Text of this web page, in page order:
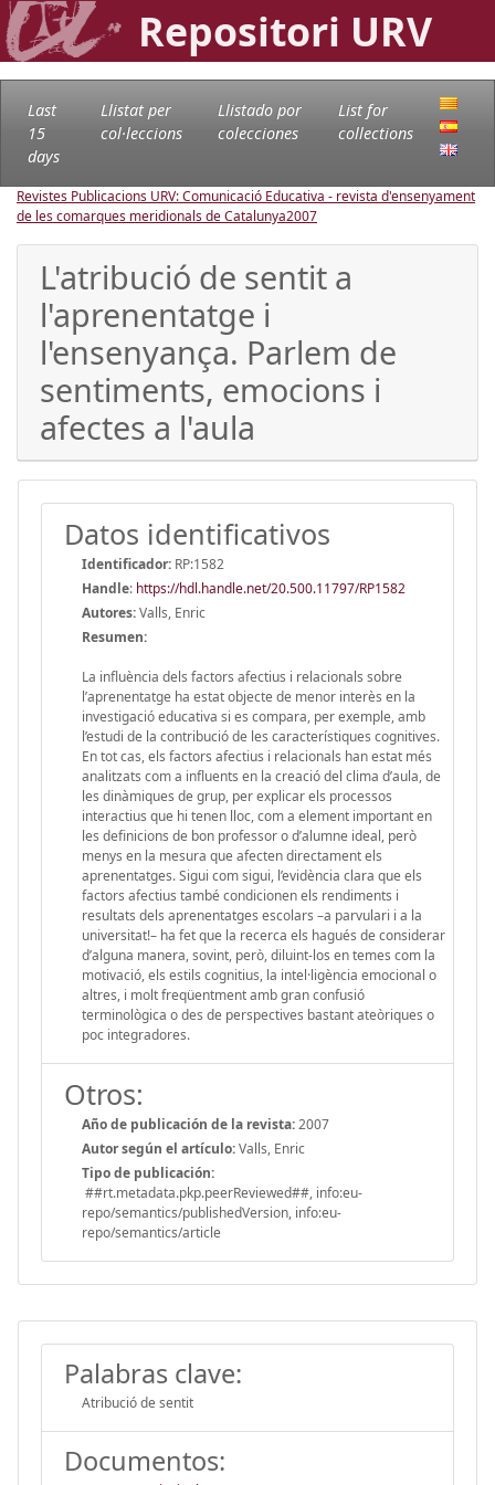
Repositori URV
Last
15
days
Llistat per
col·leccions
Llistado por
colecciones
List for
collections
Revistes Publicacions URV: Comunicació Educativa - revista d'ensenyament
de les comarques meridionals de Catalunya2007
L'atribució de sentit a
l'aprenentatge i
l'ensenyança. Parlem de
sentiments, emocions i
afectes a l'aula
Datos identificativos
Identificador: RP:1582
Handle: https://hdl.handle.net/20.500.11797/RP1582
Autores:Valls, Enric
Resumen:
La influència dels factors afectius i relacionals sobre
l’aprenentatge ha estat objecte de menor interès en la
investigació educativa si es compara, per exemple, amb
l’estudi de la contribució de les característiques cognitives.
En tot cas, els factors afectius i relacionals han estat més
analitzats com a influents en la creació del clima d’aula, de
les dinàmiques de grup, per explicar els processos
interactius que hi tenen lloc, com a element important en
les definicions de bon professor o d’alumne ideal, però
menys en la mesura que afecten directament els
aprenentatges. Sigui com sigui, l’evidència clara que els
factors afectius també condicionen els rendiments i
resultats dels aprenentatges escolars –a parvulari i a la
universitat!– ha fet que la recerca els hagués de considerar
d’alguna manera, sovint, però, diluint-los en temes com la
motivació, els estils cognitius, la intel·ligència emocional o
altres, i molt freqüentment amb gran confusió
terminològica o des de perspectives bastant ateòriques o
poc integradores.
Otros:
Año de publicación de la revista:2007
Autor según el artículo:Valls, Enric
Tipo de publicación:
##rt.metadata.pkp.peerReviewed##, info:eu-
repo/semantics/publishedVersion, info:eu-
repo/semantics/article
Palabras clave:
Atribució de sentit
Documentos: